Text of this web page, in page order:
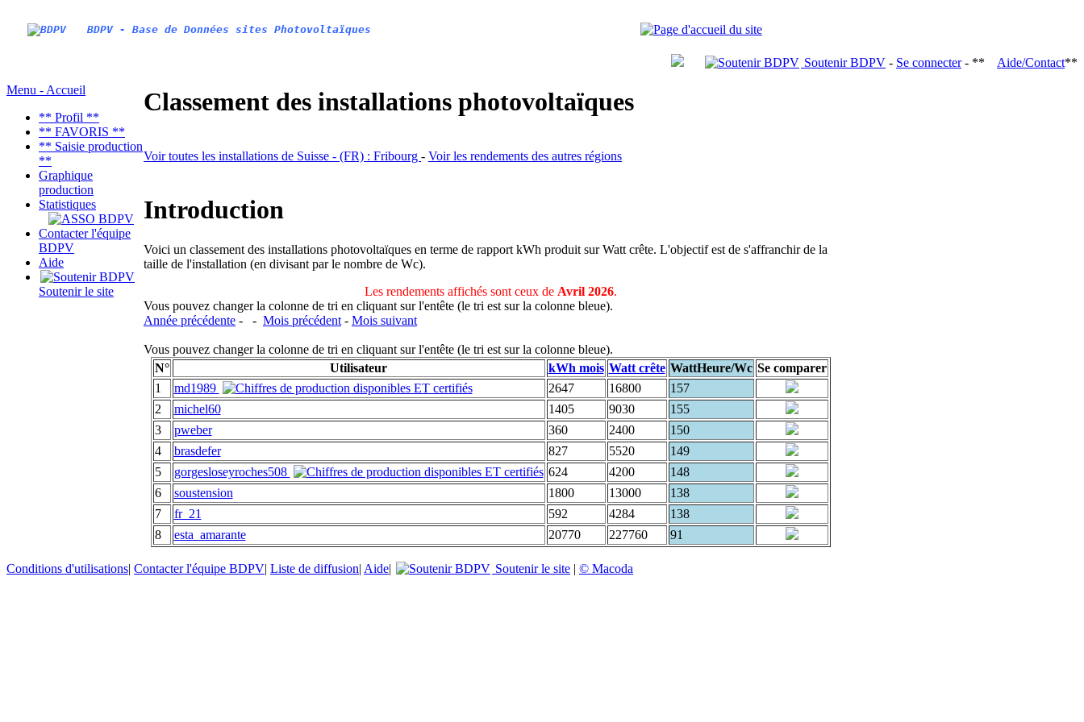
BDPV - Base de Données sites Photovoltaïques
Soutenir BDPV - Se connecter- ** Aide/Contact**
Menu - Accueil
** Profil **
** FAVORIS **
** Saisie production
**
Graphique
production
Statistiques
Contacter l'équipe
BDPV
Aide
Soutenir le site
Classement des installations photovoltaïques
Voir toutes les installations de Suisse - (FR) : Fribourg - Voir les rendements des autres régions
Introduction
Voici un classement des installations photovoltaïques en terme de rapport kWh produit sur Watt crête. L'objectif est de s'affranchir de la
taille de l'installation (en divisant par le nombre de Wc).
Les rendements affichés sont ceux de Avril 2026.
Vous pouvez changer la colonne de tri en cliquant sur l'entête (le tri est sur la colonne bleue).
Année précédente - - Mois précédent - Mois suivant
Vous pouvez changer la colonne de tri en cliquant sur l'entête (le tri est sur la colonne bleue).
N°
Utilisateur kWh mois Watt crête WattHeure/Wc Se comparer
1
md1989 2647 16800
157
2
michel60 1405 9030
155
3
pweber 360 2400
150
4
brasdefer 827 5520
149
5
gorgesloseyroches508 624 4200
148
6
soustension 1800 13000
138
7
fr_21 592 4284
138
8
esta_amarante 20770 227760 91
Conditions d'utilisations| Contacter l'équipe BDPV| Liste de diffusion| Aide| Soutenir le site | © Macoda